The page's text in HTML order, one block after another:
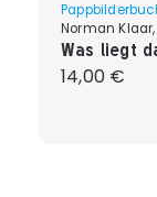
Norman
Was liegt
Regulärer
14,00 €